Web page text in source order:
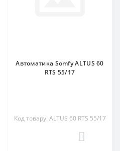
Автоматика Somfy ALTUS 60
RTS 55/17
Код товару: ALTUS 60 RTS 55/17